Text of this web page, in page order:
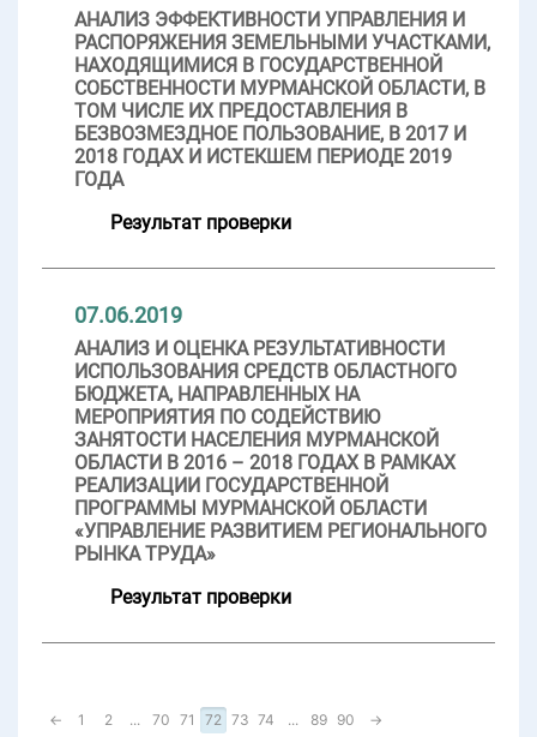
АНАЛИЗ ЭФФЕКТИВНОСТИ УПРАВЛЕНИЯ И
РАСПОРЯЖЕНИЯ ЗЕМЕЛЬНЫМИ УЧАСТКАМИ,
НАХОДЯЩИМИСЯ В ГОСУДАРСТВЕННОЙ
СОБСТВЕННОСТИ МУРМАНСКОЙ ОБЛАСТИ, В
ТОМ ЧИСЛЕ ИХ ПРЕДОСТАВЛЕНИЯ В
БЕЗВОЗМЕЗДНОЕ ПОЛЬЗОВАНИЕ, В 2017 И
2018 ГОДАХ И ИСТЕКШЕМ ПЕРИОДЕ 2019
ГОДА
Результат проверки
07.06.2019
АНАЛИЗ И ОЦЕНКА РЕЗУЛЬТАТИВНОСТИ
ИСПОЛЬЗОВАНИЯ СРЕДСТВ ОБЛАСТНОГО
БЮДЖЕТА, НАПРАВЛЕННЫХ НА
МЕРОПРИЯТИЯ ПО СОДЕЙСТВИЮ
ЗАНЯТОСТИ НАСЕЛЕНИЯ МУРМАНСКОЙ
ОБЛАСТИ В 2016 – 2018 ГОДАХ В РАМКАХ
РЕАЛИЗАЦИИ ГОСУДАРСТВЕННОЙ
ПРОГРАММЫ МУРМАНСКОЙ ОБЛАСТИ
«УПРАВЛЕНИЕ РАЗВИТИЕМ РЕГИОНАЛЬНОГО
РЫНКА ТРУДА»
Результат проверки
← 1 2 ... 70 71 72 73 74 ... 89 90 →